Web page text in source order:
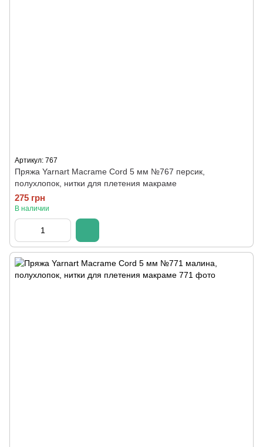
Артикул: 767
Пряжа Yarnart Macrame Cord 5 мм №767 персик,
полухлопок, нитки для плетения макраме
275 грн
В наличии